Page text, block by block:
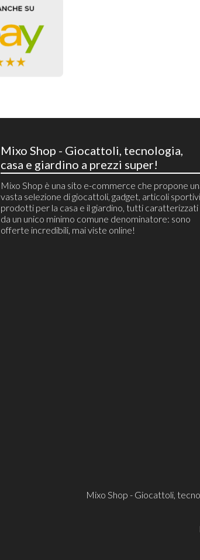
Mixo Shop - Giocattoli, tecnologia,
casa e giardino a prezzi super!
Mixo Shop è una sito e-commerce che propone
vasta selezione di giocattoli, gadget, articoli sportivi,
prodotti per la casa e il giardino, tutti caratterizzati
da un unico minimo comune denominatore: sono
offerte incredibili, mai viste online!
Mixo Shop - Giocattoli,